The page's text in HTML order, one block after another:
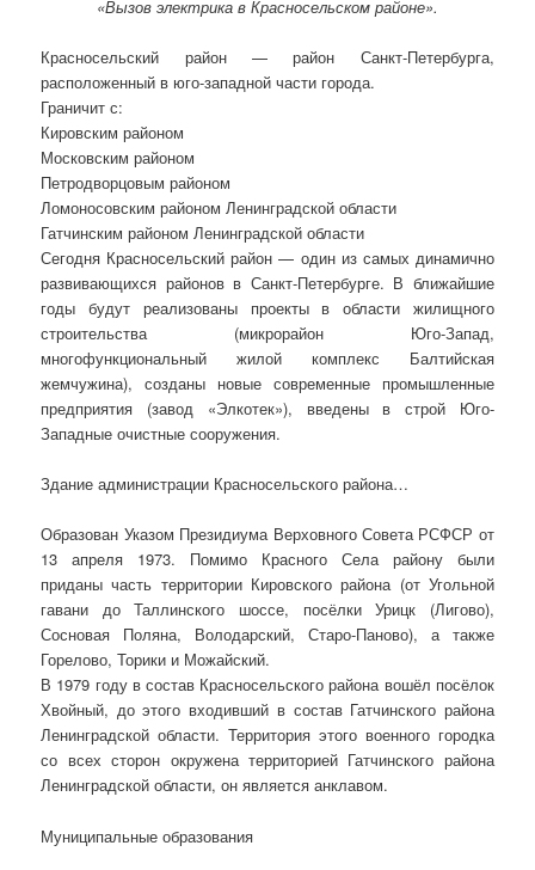
«Вызов электрика в Красносельском районе».
Красносельский район — район Санкт-Петербурга,
расположенный в юго-западной части города.
Граничит с:
Кировским районом
Московским районом
Петродворцовым районом
Ломоносовским районом Ленинградской области
Гатчинским районом Ленинградской области
Сегодня Красносельский район — один из самых динамично
развивающихся районов в Санкт-Петербурге. В ближайшие
годы будут реализованы проекты в области жилищного
строительства (микрорайон Юго-Запад,
многофункциональный жилой комплекс Балтийская
жемчужина), созданы новые современные промышленные
предприятия (завод «Элкотек»), введены в строй Юго-
Западные очистные сооружения.
Здание администрации Красносельского района…
Образован Указом Президиума Верховного Совета РСФСР от
13 апреля 1973. Помимо Красного Села району были
приданы часть территории Кировского района (от Угольной
гавани до Таллинского шоссе, посёлки Урицк (Лигово),
Сосновая Поляна, Володарский, Старо-Паново), а также
Горелово, Торики и Можайский.
В 1979 году в состав Красносельского района вошёл посёлок
Хвойный, до этого входивший в состав Гатчинского района
Ленинградской области. Территория этого военного городка
со всех сторон окружена территорией Гатчинского района
Ленинградской области, он является анклавом.
Муниципальные образования